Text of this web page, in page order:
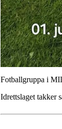
Fotballgruppa i
Idrettslaget takker